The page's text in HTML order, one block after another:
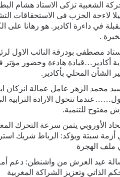
الشعبية تزكى الاستاد هشام
لاءحة الحزب فى الاستحقاقات
في داءرة اكادير. هو رهانا على
.
مصطفى بودرقة النائب الاول
أكادير…قيادة هادءة وحضور مؤتر
الشأن المحلي بأكادير.
محمد الزهر عامل عمالة انزكان
تتحول الارادة الترابية
مفتوح للتنمية.
الأوروبي يثمن سرعة التحرك
أزمة سبتة ويؤكد: الرباط شريك
ملف الهجرة
عيد العرش من واشنطن: دعم
الذاتي وتعزيز الشراكة المغربية